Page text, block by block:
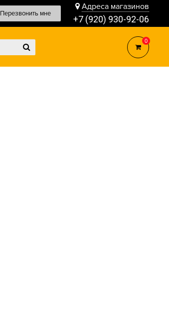
Перезвонить мне
Адреса магазинов
+7 (920) 930-92-06
0